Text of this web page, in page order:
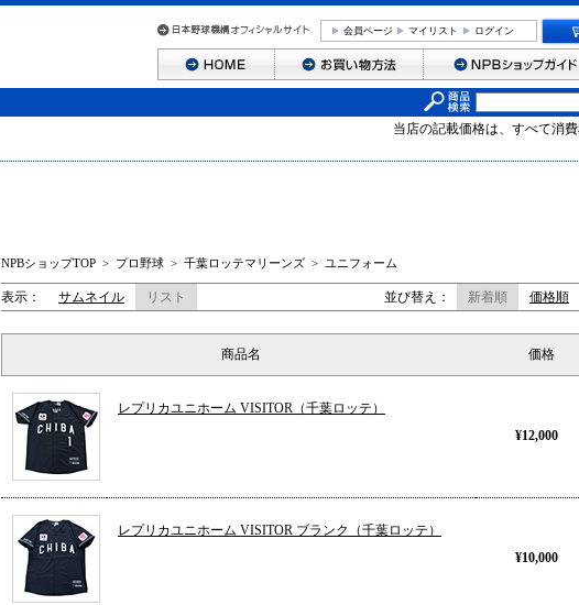
会員ページ マイリスト ログイン
当店の記載価格は、すべて消
NPBショップTOP > プロ野球 > 千葉ロッテマリーンズ > ユニフォーム
表示： サムネイル リスト 並び替え： 新着順 価格順
商品名 価格
レプリカユニホーム VISITOR（千葉ロッテ）
¥12,000
レプリカユニホーム VISITOR ブランク（千葉ロッテ）
¥10,000